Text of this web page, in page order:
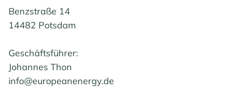
Benzstraße 14
14482 Potsdam
Geschäftsführer:
Johannes Thon
info@europeanenergy.de